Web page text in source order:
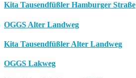
Kita Tausendfüßler Hamburger Straße
OGGS Alter Landweg
Kita Tausendfüßler Alter Landweg
OGGS Lakweg